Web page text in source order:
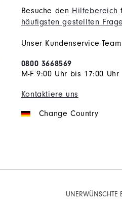
Besuche den Hilfebereich
häufigsten gestellten
Unser Kundenservice-
0800 3668569
M-F 9:00 Uhr bis 17:00 Uhr
Kontaktiere uns
Change Country
UNERWÜNSCHTE